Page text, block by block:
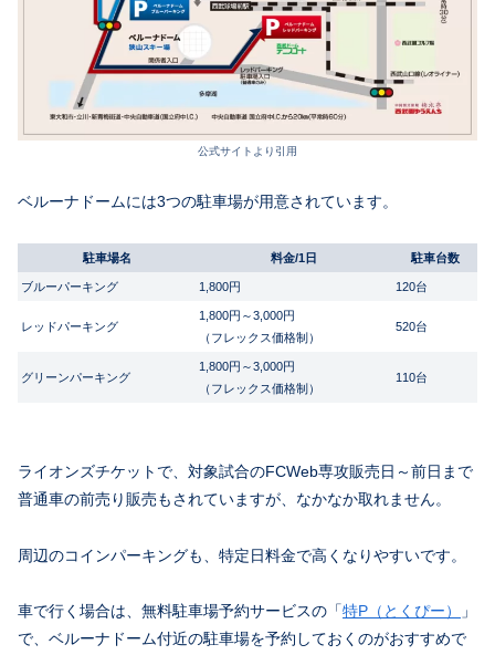
公式サイトより引用
ベルーナドームには3つの駐車場が用意されています。
駐車場名 料金/1日 駐車台数
ブルーパーキング 1,800円 120台
レッドパーキング
1,800円～3,000円
（フレックス価格制）
520台
グリーンパーキング
1,800円～3,000円
（フレックス価格制）
110台
ライオンズチケットで、対象試合のFCWeb専攻販売日～前日まで
普通車の前売り販売もされていますが、なかなか取れません。
周辺のコインパーキングも、特定日料金で高くなりやすいです。
車で行く場合は、無料駐車場予約サービスの「特P（とくぴー）
」
で、ベルーナドーム付近の駐車場を予約しておくのがおすすめで